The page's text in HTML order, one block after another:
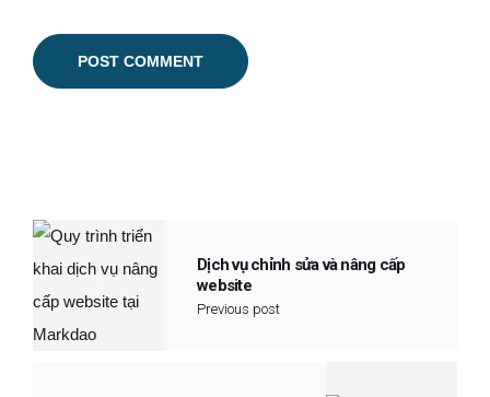
Dịch vụ chỉnh sửa và nâng cấp
website
Previous post